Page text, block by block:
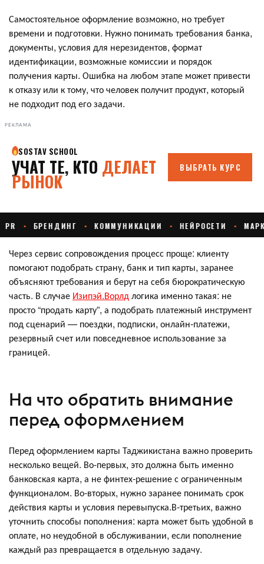
Самостоятельное оформление возможно, но требует
времени и подготовки. Нужно понимать требования банка,
документы, условия для нерезидентов, формат
идентификации, возможные комиссии и порядок
получения карты. Ошибка на любом этапе может привести
к отказу или к тому, что человек получит продукт, который
не подходит под его задачи.
РЕКЛАМА
Через сервис сопровождения процесс проще: клиенту
помогают подобрать страну, банк и тип карты, заранее
объясняют требования и берут на себя бюрократическую
часть. В случае Изипэй.Ворлдлогика именно такая: не
просто “продать карту”, а подобрать платежный инструмент
под сценарий — поездки, подписки, онлайн-платежи,
резервный счет или повседневное использование за
границей.
На что обратить внимание
перед оформлением
Перед оформлением карты Таджикистана важно проверить
несколько вещей. Во-первых, это должна быть именно
банковская карта, а не финтех-решение с ограниченным
функционалом. Во-вторых, нужно заранее понимать срок
действия карты и условия перевыпуска.В-третьих, важно
уточнить способы пополнения: карта может быть удобной в
оплате, но неудобной в обслуживании, если пополнение
каждый раз превращается в отдельную задачу.